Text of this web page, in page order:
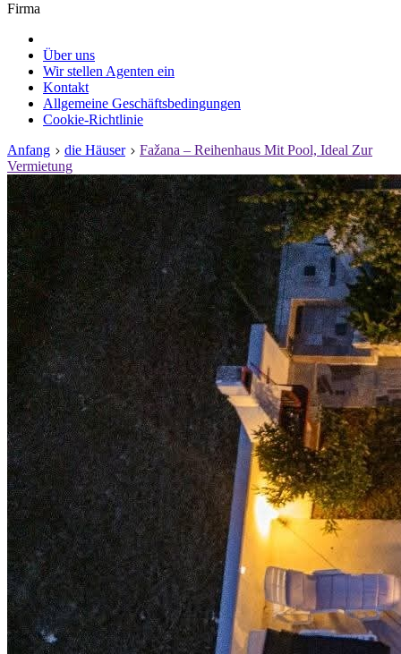
Firma
Über uns
Wir stellen Agenten ein
Kontakt
Allgemeine Geschäftsbedingungen
Cookie-Richtlinie
Anfang
die Häuser
Fažana – Reihenhaus Mit Pool, Ideal Zur
Vermietung